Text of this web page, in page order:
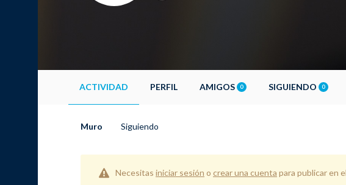
ACTIVIDAD PERFIL AMIGOS 0 SIGUIENDO 0
Muro Siguiendo
Necesitas iniciar sesión o crear una cuenta para publicar en